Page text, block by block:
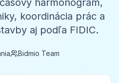
harmonogram,
koordinácia prác a
aj podľa FIDIC.
Bidmio Team